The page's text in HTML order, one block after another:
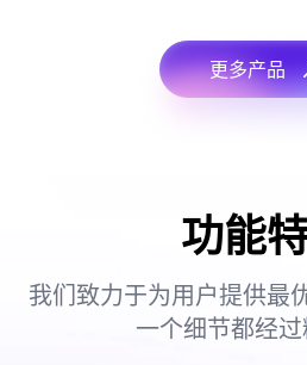
更多产品
功能
我们致力于为用户提供最
一个细节都经